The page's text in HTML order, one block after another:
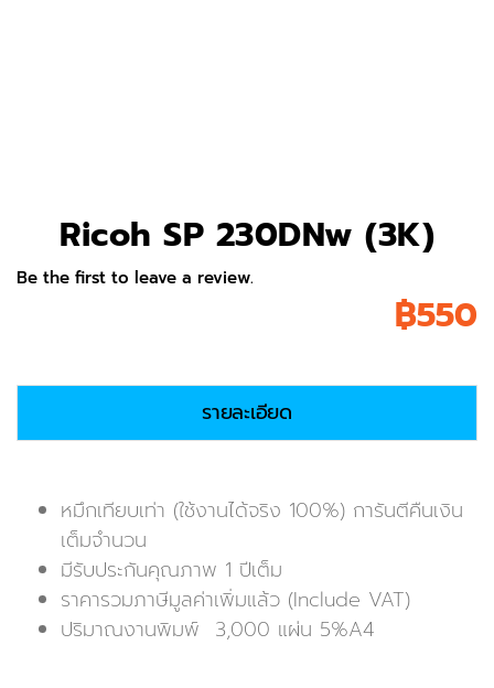
Ricoh SP 230DNw (3K)
Be the first to leave a review.
฿550
รายละเอียด
หมึกเทียบเท่า (ใช้งานได้จริง 100%) การันตีคืนเงิน
เต็มจำนวน
มีรับประกันคุณภาพ 1 ปีเต็ม
ราคารวมภาษีมูลค่าเพิ่มแล้ว (Include VAT)
ปริมาณงานพิมพ์ 3,000 แผ่น 5%A4